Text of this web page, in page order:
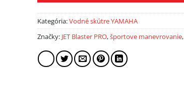
Kategória:Vodné skútre YAMAHA
Značky: JET Blaster PRO,športove manevrovanie,